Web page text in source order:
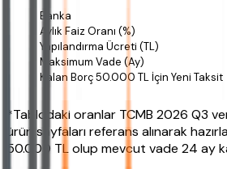
*Tablodaki oranlar TCMB 2026 Q3
ürün sayfaları referans alınarak
50.000 TL olup mevcut vade 24 ay